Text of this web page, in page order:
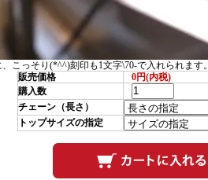
こっそり(*^^)刻印も1文字\70-で入れられます。
販売価格
0円(内税)
購入数
チェーン（長さ）
トップサイズの指定